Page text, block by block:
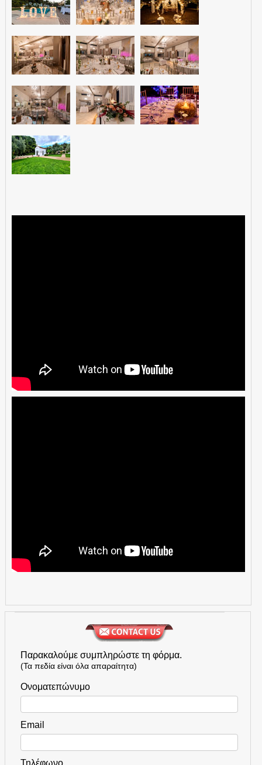
Παρακαλούμε συμπληρώστε τη φόρμα.
(Τα πεδία είναι όλα απαραίτητα)
Ονοματεπώνυμο
Email